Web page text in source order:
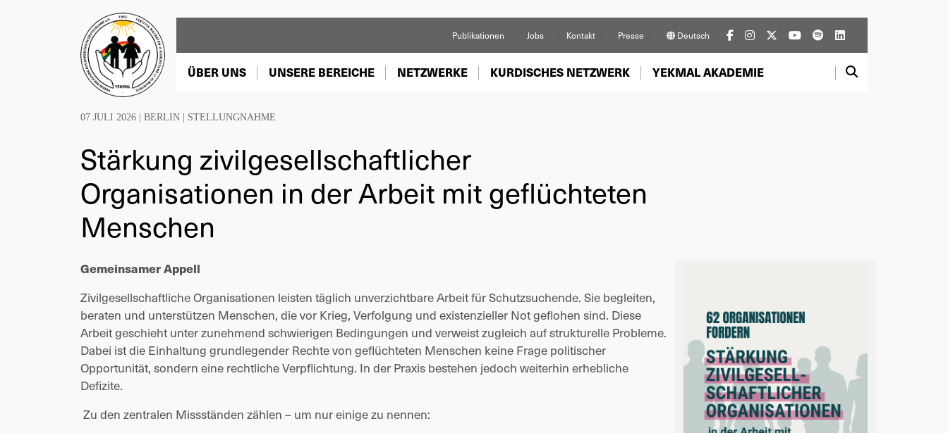
Publikationen Jobs Kontakt Presse Deutsch
ÜBER UNS UNSERE BEREICHE NETZWERKE KURDISCHES NETZWERK YEKMAL AKADEMIE
07 JULI 2026 | BERLIN STELLUNGNAHME
Stärkung zivilgesellschaftlicher
Organisationen in der Arbeit mit geflüchteten
Menschen
Gemeinsamer Appell
Zivilgesellschaftliche Organisationen leisten täglich unverzichtbare Arbeit für Schutzsuchende. Sie begleiten,
beraten und unterstützen Menschen, die vor Krieg, Verfolgung und existenzieller Not geflohen sind. Diese
Arbeit geschieht unter zunehmend schwierigen Bedingungen und verweist zugleich auf strukturelle Probleme.
Dabei ist die Einhaltung grundlegender Rechte von geflüchteten Menschen keine Frage politischer
Opportunität, sondern eine rechtliche Verpflichtung. In der Praxis bestehen jedoch weiterhin erhebliche
Defizite.
Zu den zentralen Missständen zählen – um nur einige zu nennen: